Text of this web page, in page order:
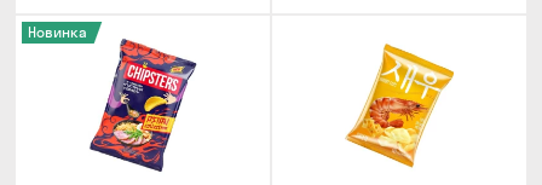
Новинка